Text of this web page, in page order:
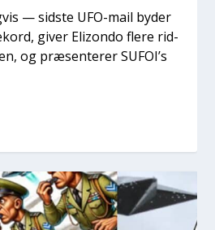
— sid­ste UFO-mail byder
giver Elizon­do fle­re rid­
og præ­sen­te­rer SUFOI’s